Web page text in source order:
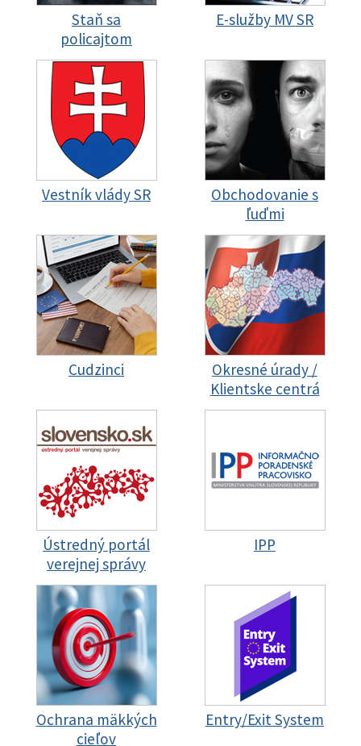
Staň sa
policajtom
E-služby MV SR
Vestník vlády SR
Obchodovanie s
ľuďmi
Cudzinci
Okresné úrady /
Klientske centrá
Ústredný portál
verejnej správy
IPP
Ochrana mäkkých
cieľov
Entry/Exit System